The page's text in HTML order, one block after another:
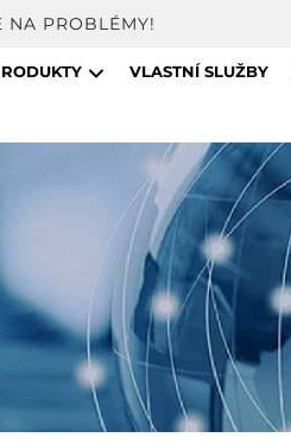
NA PROBLÉMY!
VLASTNÍ SLUŽBY